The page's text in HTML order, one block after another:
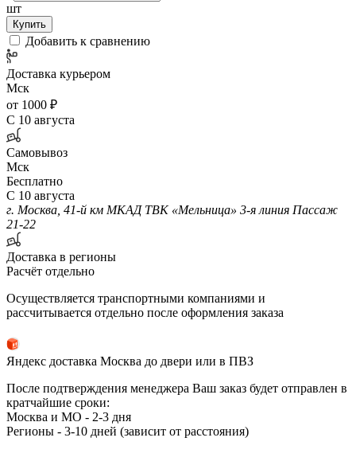
шт
Купить
Добавить к сравнению
Доставка курьером
Мск
от 1000 ₽
С 10 августа
Самовывоз
Мск
Бесплатно
С 10 августа
г. Москва, 41-й км МКАД ТВК «Мельница» 3-я линия Пассаж
21-22
Доставка в регионы
Расчёт отдельно
Осуществляется транспортными компаниями и
рассчитывается отдельно после оформления заказа
Яндекс доставка Москва до двери или в ПВЗ
После подтверждения менеджера Ваш заказ будет отправлен в
кратчайшие сроки:
Москва и МО - 2-3 дня
Регионы - 3-10 дней (зависит от расстояния)